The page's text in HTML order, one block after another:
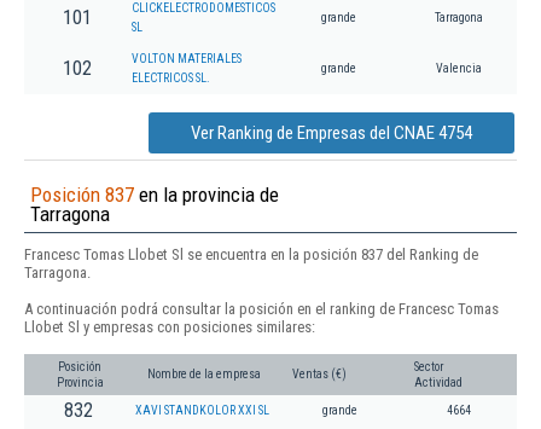
101
CLICKELECTRODOMESTICOS
SL
grande Tarragona
102
VOLTON MATERIALES
ELECTRICOS SL.
grande Valencia
Ver Ranking de Empresas del CNAE 4754
Posición 837 en la provincia de
Tarragona
Francesc Tomas Llobet Sl se encuentra en la posición 837 del Ranking de
Tarragona.
A continuación podrá consultar la posición en el ranking de Francesc Tomas
Llobet Sl y empresas con posiciones similares:
Posición
Provincia
Nombre de la empresa Ventas (€)
Sector
Actividad
832 XAVI STANDKOLOR XXI SL grande 4664